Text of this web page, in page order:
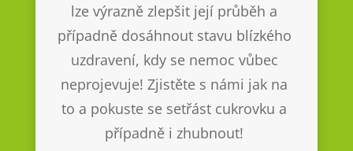
lze výrazně zlepšit její průběh a
případně dosáhnout stavu blízkého
uzdravení, kdy se nemoc vůbec
neprojevuje! Zjistěte s námi jak na
to a pokuste se setřást cukrovku a
případně i zhubnout!